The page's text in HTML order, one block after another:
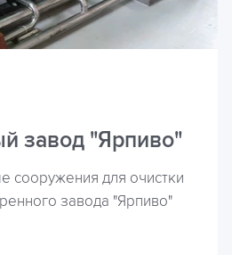
завод "Ярпиво"
сооружения для очистки
завода "Ярпиво"